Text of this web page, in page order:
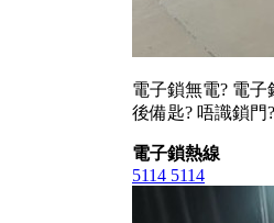
電子鎖無電? 電子
後備匙? 唔識鎖門?
電子鎖熱線
5114 5114